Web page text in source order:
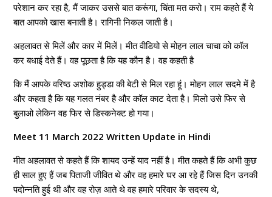
परेशान कर रहा है, मैं जाकर उससे बात करूंगा, चिंता मत करो। राम कहते हैं ये
बात आपको खास बनाती है। रागिनी निकल जाती है।
अहलावत से मिलें और कार में मिलें। मीत वीडियो से मोहन लाल चाचा को कॉल
कर बधाई देते हैं। वह पूछता है कि यह कौन है। वह कहती है
कि मैं आपके वरिष्ठ अशोक हुड्डा की बेटी से मिल रहा हूं। मोहन लाल सदमे में है
और कहता है कि यह गलत नंबर है और कॉल काट देता है। मिलो उसे फिर से
बुलाओ लेकिन वह फिर से डिस्कनेक्ट हो गया।
Meet 11 March 2022 Written Update in Hindi
मीत अहलावत से कहते हैं कि शायद उन्हें याद नहीं है। मीत कहते हैं कि अभी कुछ
ही साल हुए हैं जब पिताजी जीवित थे और वह हमारे घर आ रहे हैं जिस दिन उनकी
पदोन्नति हुई थी और वह रोज़ आते थे वह हमारे परिवार के सदस्य थे,